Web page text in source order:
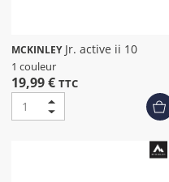
MCKINLEY Jr. active ii 10
1 couleur
19,99 € TTC